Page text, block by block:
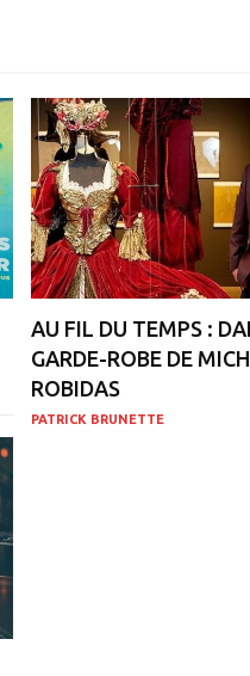
AU FIL DU TEMPS :
GARDE-ROBE DE
ROBIDAS
PATRICK BRUNETTE